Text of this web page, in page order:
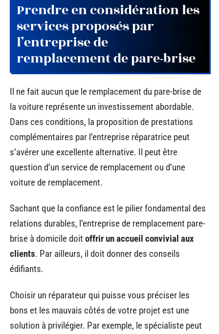
Prendre en considération les
services proposés par
l’entreprise de
remplacement de pare-brise
Il ne fait aucun que le remplacement du pare-brise de
la voiture représente un investissement abordable.
Dans ces conditions, la proposition de prestations
complémentaires par l’entreprise réparatrice peut
s’avérer une excellente alternative. Il peut être
question d’un service de remplacement ou d’une
voiture de remplacement.
Sachant que la confiance est le pilier fondamental des
relations durables, l’entreprise de remplacement pare-
brise à domicile doit offrir un accueil convivial aux
clients. Par ailleurs, il doit donner des conseils
édifiants.
Choisir un réparateur qui puisse vous préciser les
bons et les mauvais côtés de votre projet est une
solution à privilégier. Par exemple, le spécialiste peut